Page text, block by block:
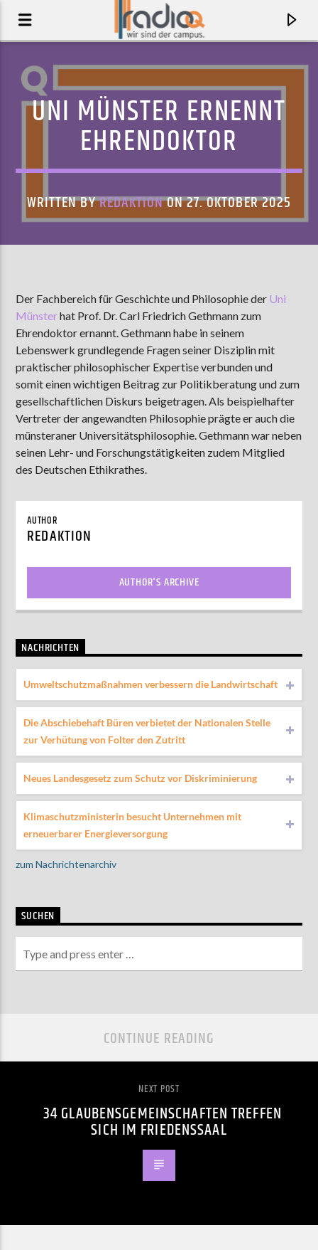
CHAMPAGNE PROBLEMS
ENNY
AKTUELLE SENDUNG
MOEBIUS
12:00 24:00
ZU HÖREN INMünster90,9 MHz
UNI MÜNSTER ERNENNT
EHRENDOKTOR
WRITTEN BYREDAKTIONON 27. OKTOBER 2025
Der Fachbereich für Geschichte und Philosophie der Uni
Münsterhat Prof. Dr. Carl Friedrich Gethmann zum
Ehrendoktor ernannt. Gethmann habe in seinem
Lebenswerk grundlegende Fragen seiner Disziplin mit
praktischer philosophischer Expertise verbunden und
somit einen wichtigen Beitrag zur Politikberatung und zum
gesellschaftlichen Diskurs beigetragen. Als beispielhafter
Vertreter der angewandten Philosophie prägte er auch die
münsteraner Universitätsphilosophie. Gethmann war neben
seinen Lehr- und Forschungstätigkeiten zudem Mitglied
des Deutschen Ethikrathes.
AUTHOR
REDAKTION
AUTHOR'S ARCHIVE
NACHRICHTEN
Umweltschutzmaßnahmen verbessern die Landwirtschaft
Die Abschiebehaft Büren verbietet der Nationalen Stelle
zur Verhütung von Folter den Zutritt
Neues Landesgesetz zum Schutz vor Diskriminierung
Klimaschutzministerin besucht Unternehmen mit
erneuerbarer Energieversorgung
zum Nachrichtenarchiv
SUCHEN
CONTINUE READING
NEXT POST
34 GLAUBENSGEMEINSCHAFTEN TREFFEN
SICH IM FRIEDENSSAAL